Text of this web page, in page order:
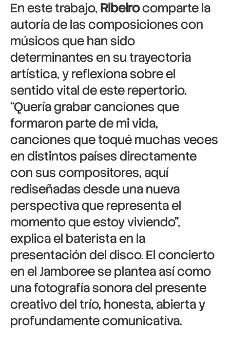
En este trabajo, Ribeirocomparte la
autoría de las composiciones con
músicos que han sido
determinantes en su trayectoria
artística, y reflexiona sobre el
sentido vital de este repertorio.
“Quería grabar canciones que
formaron parte de mi vida,
canciones que toqué muchas veces
en distintos países directamente
con sus compositores, aquí
rediseñadas desde una nueva
perspectiva que representa el
momento que estoy viviendo”,
explica el baterista en la
presentación del disco. El concierto
en el Jamboree se plantea así como
una fotografía sonora del presente
creativo del trío, honesta, abierta y
profundamente comunicativa.